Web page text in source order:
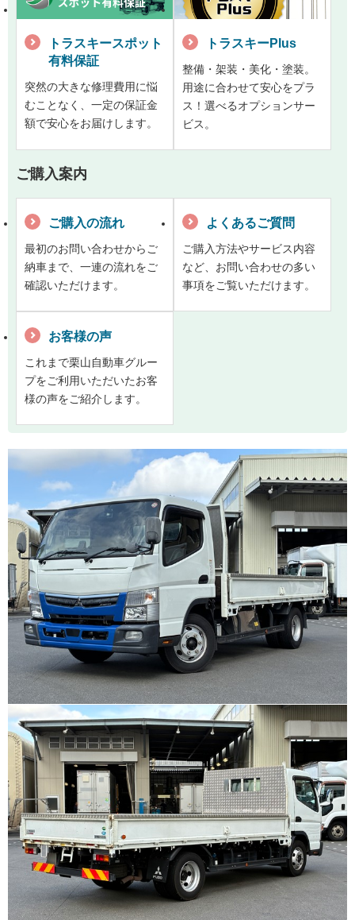
トラスキースポット
有料保証
突然の大きな修理費用に悩
むことなく、一定の保証金
額で安心をお届けします。
トラスキーPlus
整備・架装・美化・塗装。
用途に合わせて安心をプラ
ス！選べるオプションサー
ビス。
ご購入案内
ご購入の流れ
最初のお問い合わせからご
納車まで、一連の流れをご
確認いただけます。
よくあるご質問
ご購入方法やサービス内容
など、お問い合わせの多い
事項をご覧いただけます。
お客様の声
これまで栗山自動車グルー
プをご利用いただいたお客
様の声をご紹介します。